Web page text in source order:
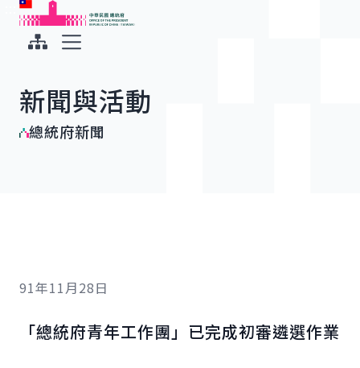
跳到主要內容
中華民國總統府
新聞與活動
總統府新聞
91年11月28日
「總統府青年工作團」已完成初審遴選作業